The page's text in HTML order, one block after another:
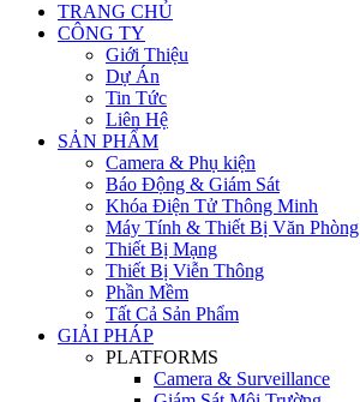
TRANG CHỦ
CÔNG TY
Giới Thiệu
Dự Án
Tin Tức
Liên Hệ
SẢN PHẨM
Camera & Phụ kiện
Báo Động & Giám Sát
Khóa Điện Tử Thông Minh
Máy Tính & Thiết Bị Văn Phòng
Thiết Bị Mạng
Thiết Bị Viễn Thông
Phần Mềm
Tất Cả Sản Phẩm
GIẢI PHÁP
PLATFORMS
Camera & Surveillance